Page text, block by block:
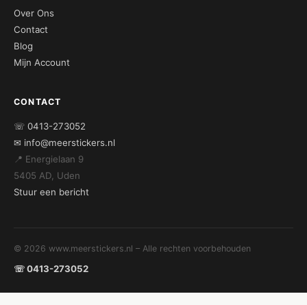
Over Ons
Contact
Blog
Mijn Account
CONTACT
☏ 0413-273052
✉ info@meerstickers.nl
📍 Energielaan 9
5405 AD, Uden
Stuur een bericht
© 2026 www.meerstickers.nl – Alle rechten voorbehouden
☏ 0413-273052